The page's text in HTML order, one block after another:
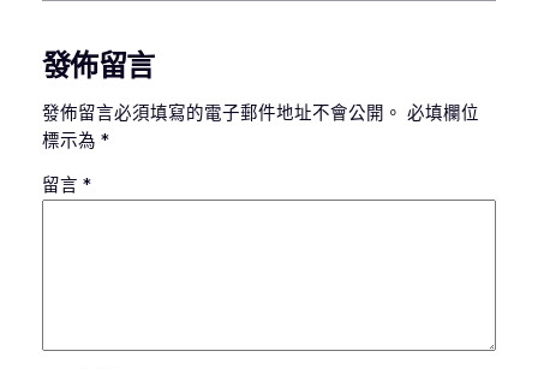
發佈留言
發佈留言必須填寫的電子郵件地址不會公開。 必填欄位
標示為 *
留言 *